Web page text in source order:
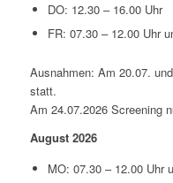
DO: 12.30 – 16.00 Uhr
FR: 07.30 – 12.00 Uhr
Ausnahmen: Am 20.07.
statt.
Am 24.07.2026 Screening
August 2026
MO: 07.30 – 12.00 Uhr